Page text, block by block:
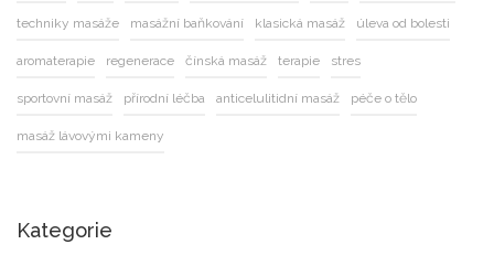
techniky masáže masážní baňkování klasická masáž úleva od bolesti
aromaterapie regenerace čínská masáž terapie stres
sportovní masáž přírodní léčba anticelulitidní masáž péče o tělo
masáž lávovými kameny
Kategorie